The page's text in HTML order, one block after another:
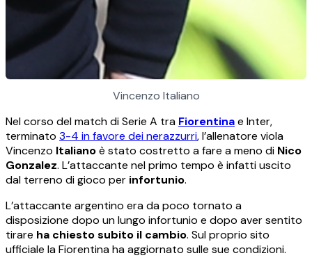
Vincenzo Italiano
Nel corso del match di Serie A tra Fiorentinae Inter,
terminato 3-4 in favore dei nerazzurri, l’allenatore viola
Vincenzo Italianoè stato costretto a fare a meno di Nico
Gonzalez. L’attaccante nel primo tempo è infatti uscito
dal terreno di gioco per infortunio.
L’attaccante argentino era da poco tornato a
disposizione dopo un lungo infortunio e dopo aver sentito
tirare ha chiesto subito il cambio. Sul proprio sito
ufficiale la Fiorentina ha aggiornato sulle sue condizioni.